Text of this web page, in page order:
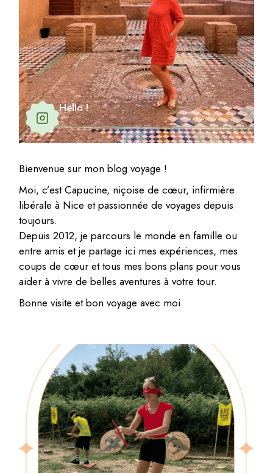
Hello !
Bienvenue sur mon blog voyage !
Moi, c’est Capucine, niçoise de cœur, infirmière
libérale à Nice et passionnée de voyages depuis
toujours.
Depuis 2012, je parcours le monde en famille ou
entre amis et je partage ici mes expériences, mes
coups de cœur et tous mes bons plans pour vous
aider à vivre de belles aventures à votre tour.
Bonne visite et bon voyage avec moi